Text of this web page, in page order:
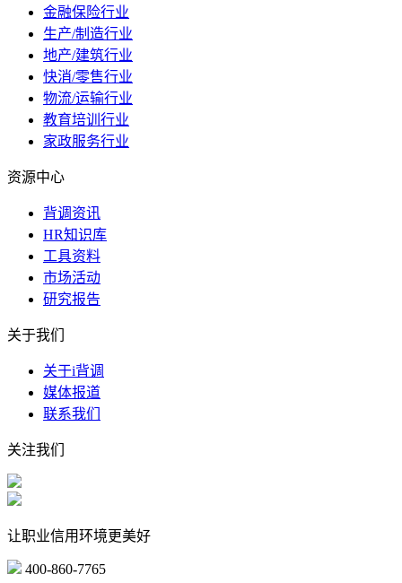
金融保险行业
生产/制造行业
地产/建筑行业
快消/零售行业
物流/运输行业
教育培训行业
家政服务行业
资源中心
背调资讯
HR知识库
工具资料
市场活动
研究报告
关于我们
关于i背调
媒体报道
联系我们
关注我们
让职业信用环境更美好
400-860-7765